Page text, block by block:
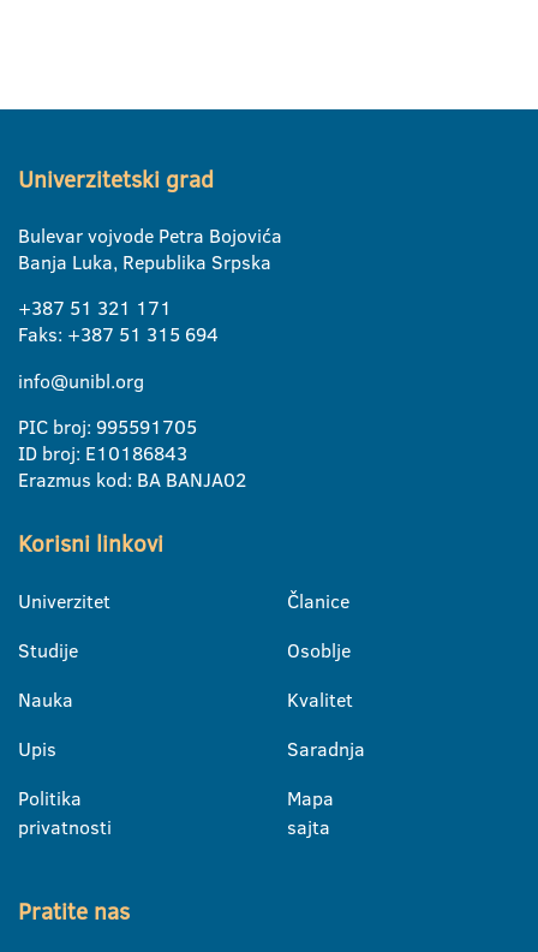
Univerzitetski grad
Bulevar vojvode Petra Bojovića
Banja Luka, Republika Srpska
+387 51 321 171
Faks: +387 51 315 694
info@unibl.org
PIC broj: 995591705
ID broj: E10186843
Erazmus kod: BA BANJA02
Korisni linkovi
Univerzitet
Studije
Nauka
Upis
Politika
privatnosti
Članice
Osoblje
Kvalitet
Saradnja
Mapa
sajta
Pratite nas